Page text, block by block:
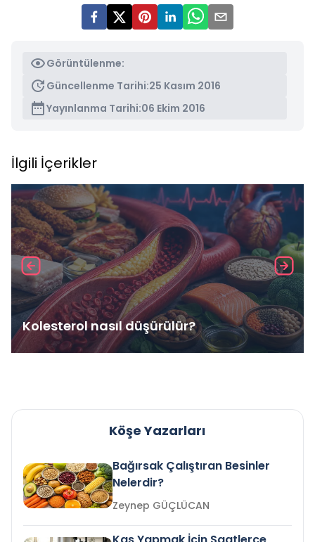
Görüntülenme:
Güncellenme Tarihi:25 Kasım 2016
Yayınlanma Tarihi:06 Ekim 2016
İlgili İçerikler
Kolesterol nasıl düşürülür?
Köşe Yazarları
Bağırsak Çalıştıran Besinler
Nelerdir?
Zeynep GÜÇLÜCAN